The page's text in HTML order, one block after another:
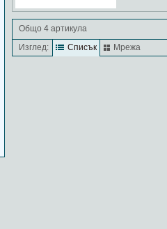
Общо 4 артикула
Изглед:
Списък Мрежа